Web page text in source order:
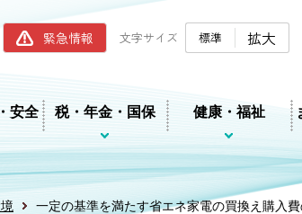
筑西市ホームページ
緊急情報 文字サイズ 標準 拡大
安全 税・年金・国保 健康・福祉
一定の基準を満たす省エネ家電の買換え購入